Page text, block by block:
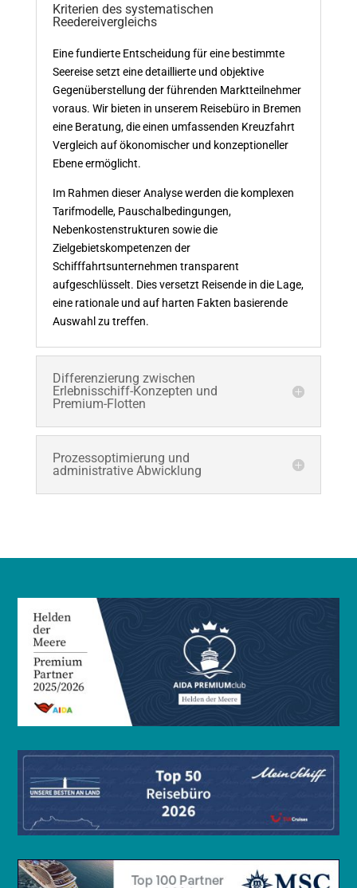
Kriterien des systematischen
Reedereivergleichs
Eine fundierte Entscheidung für eine bestimmte
Seereise setzt eine detaillierte und objektive
Gegenüberstellung der führenden Marktteilnehmer
voraus. Wir bieten in unserem Reisebüro in Bremen
eine Beratung, die einen umfassenden Kreuzfahrt
Vergleich auf ökonomischer und konzeptioneller
Ebene ermöglicht.
Im Rahmen dieser Analyse werden die komplexen
Tarifmodelle, Pauschalbedingungen,
Nebenkostenstrukturen sowie die
Zielgebietskompetenzen der
Schifffahrtsunternehmen transparent
aufgeschlüsselt. Dies versetzt Reisende in die Lage,
eine rationale und auf harten Fakten basierende
Auswahl zu treffen.
Differenzierung zwischen
Erlebnisschiff-Konzepten und
Premium-Flotten
Prozessoptimierung und
administrative Abwicklung